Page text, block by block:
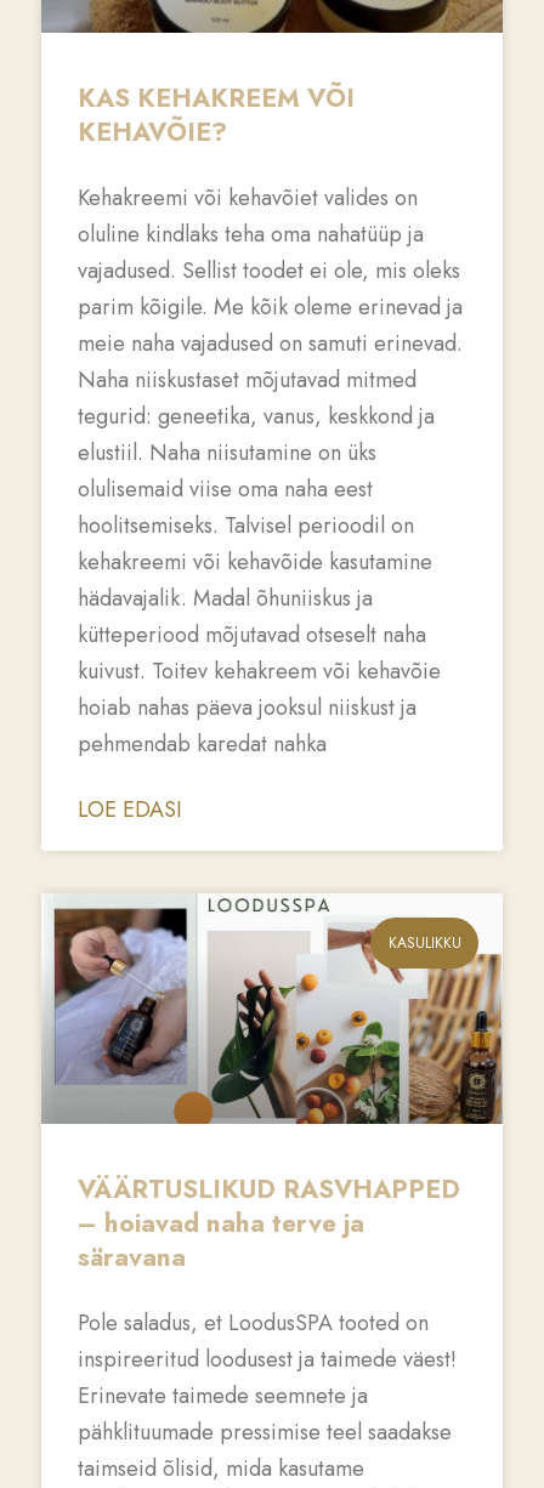
KAS KEHAKREEM VÕI
KEHAVÕIE?
Kehakreemi või kehavõiet valides on
oluline kindlaks teha oma nahatüüp ja
vajadused. Sellist toodet ei ole, mis oleks
parim kõigile. Me kõik oleme erinevad ja
meie naha vajadused on samuti erinevad.
Naha niiskustaset mõjutavad mitmed
tegurid: geneetika, vanus, keskkond ja
elustiil. Naha niisutamine on üks
olulisemaid viise oma naha eest
hoolitsemiseks. Talvisel perioodil on
kehakreemi või kehavõide kasutamine
hädavajalik. Madal õhuniiskus ja
kütteperiood mõjutavad otseselt naha
kuivust. Toitev kehakreem või kehavõie
hoiab nahas päeva jooksul niiskust ja
pehmendab karedat nahka
LOE EDASI
KASULIKKU
VÄÄRTUSLIKUD RASVHAPPED
– hoiavad naha terve ja
säravana
Pole saladus, et LoodusSPA tooted on
inspireeritud loodusest ja taimede väest!
Erinevate taimede seemnete ja
pähklituumade pressimise teel saadakse
taimseid õlisid, mida kasutame